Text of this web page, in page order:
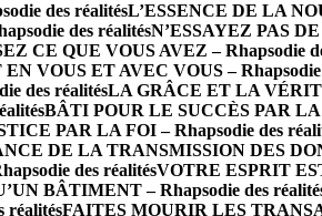
des réalitésL’ESSENCE DE LA
des réalitésN’ESSAYEZ PAS
CE QUE VOUS AVEZ – Rhapsodie
VOUS ET AVEC VOUS – Rhapsodie
des réalitésLA GRÂCE ET LA
BÂTI POUR LE SUCCÈS PAR LA
PAR LA FOI – Rhapsodie des
DE LA TRANSMISSION DES
des réalitésVOTRE ESPRIT
BÂTIMENT – Rhapsodie des
réalitésFAITES MOURIR LES